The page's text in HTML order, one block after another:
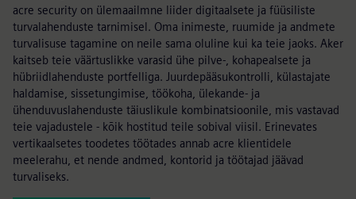
acre security on ülemaailmne liider digitaalsete ja füüsiliste
turvalahenduste tarnimisel. Oma inimeste, ruumide ja andmete
turvalisuse tagamine on neile sama oluline kui ka teie jaoks. Aker
kaitseb teie väärtuslikke varasid ühe pilve-, kohapealsete ja
hübriidlahenduste portfelliga. Juurdepääsukontrolli, külastajate
haldamise, sissetungimise, töökoha, ülekande- ja
ühenduvuslahenduste täiuslikule kombinatsioonile, mis vastavad
teie vajadustele - kõik hostitud teile sobival viisil. Erinevates
vertikaalsetes toodetes töötades annab acre klientidele
meelerahu, et nende andmed, kontorid ja töötajad jäävad
turvaliseks.